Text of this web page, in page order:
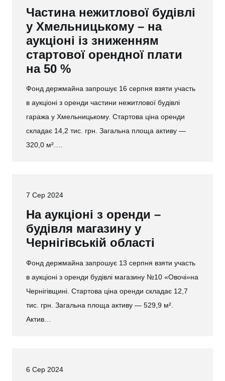
Частина нежитлової будівлі
у Хмельницькому – на
аукціоні із зниженням
стартової орендної плати
на 50 %
Фонд держмайна запрошує 16 серпня взяти участь
в аукціоні з оренди частини нежитлової будівлі
гаража у Хмельницькому. Стартова ціна оренди
складає 14,2 тис. грн. Загальна площа активу —
320,0 м².…
7 Сер 2024
На аукціоні з оренди –
будівля магазину у
Чернігівській області
Фонд держмайна запрошує 13 серпня взяти участь
в аукціоні з оренди будівлі магазину №10 «Овочі»на
Чернігівщині. Стартова ціна оренди складає 12,7
тис. грн. Загальна площа активу — 529,9 м².
Актив…
6 Сер 2024